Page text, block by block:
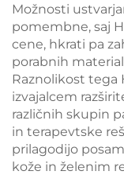
Možnosti
pomembne, saj
cene, hkrati pa
porabnih
Raznolikost tega
izvajalcem
različnih skupin
in terapevtske
prilagodijo
kože in želenim